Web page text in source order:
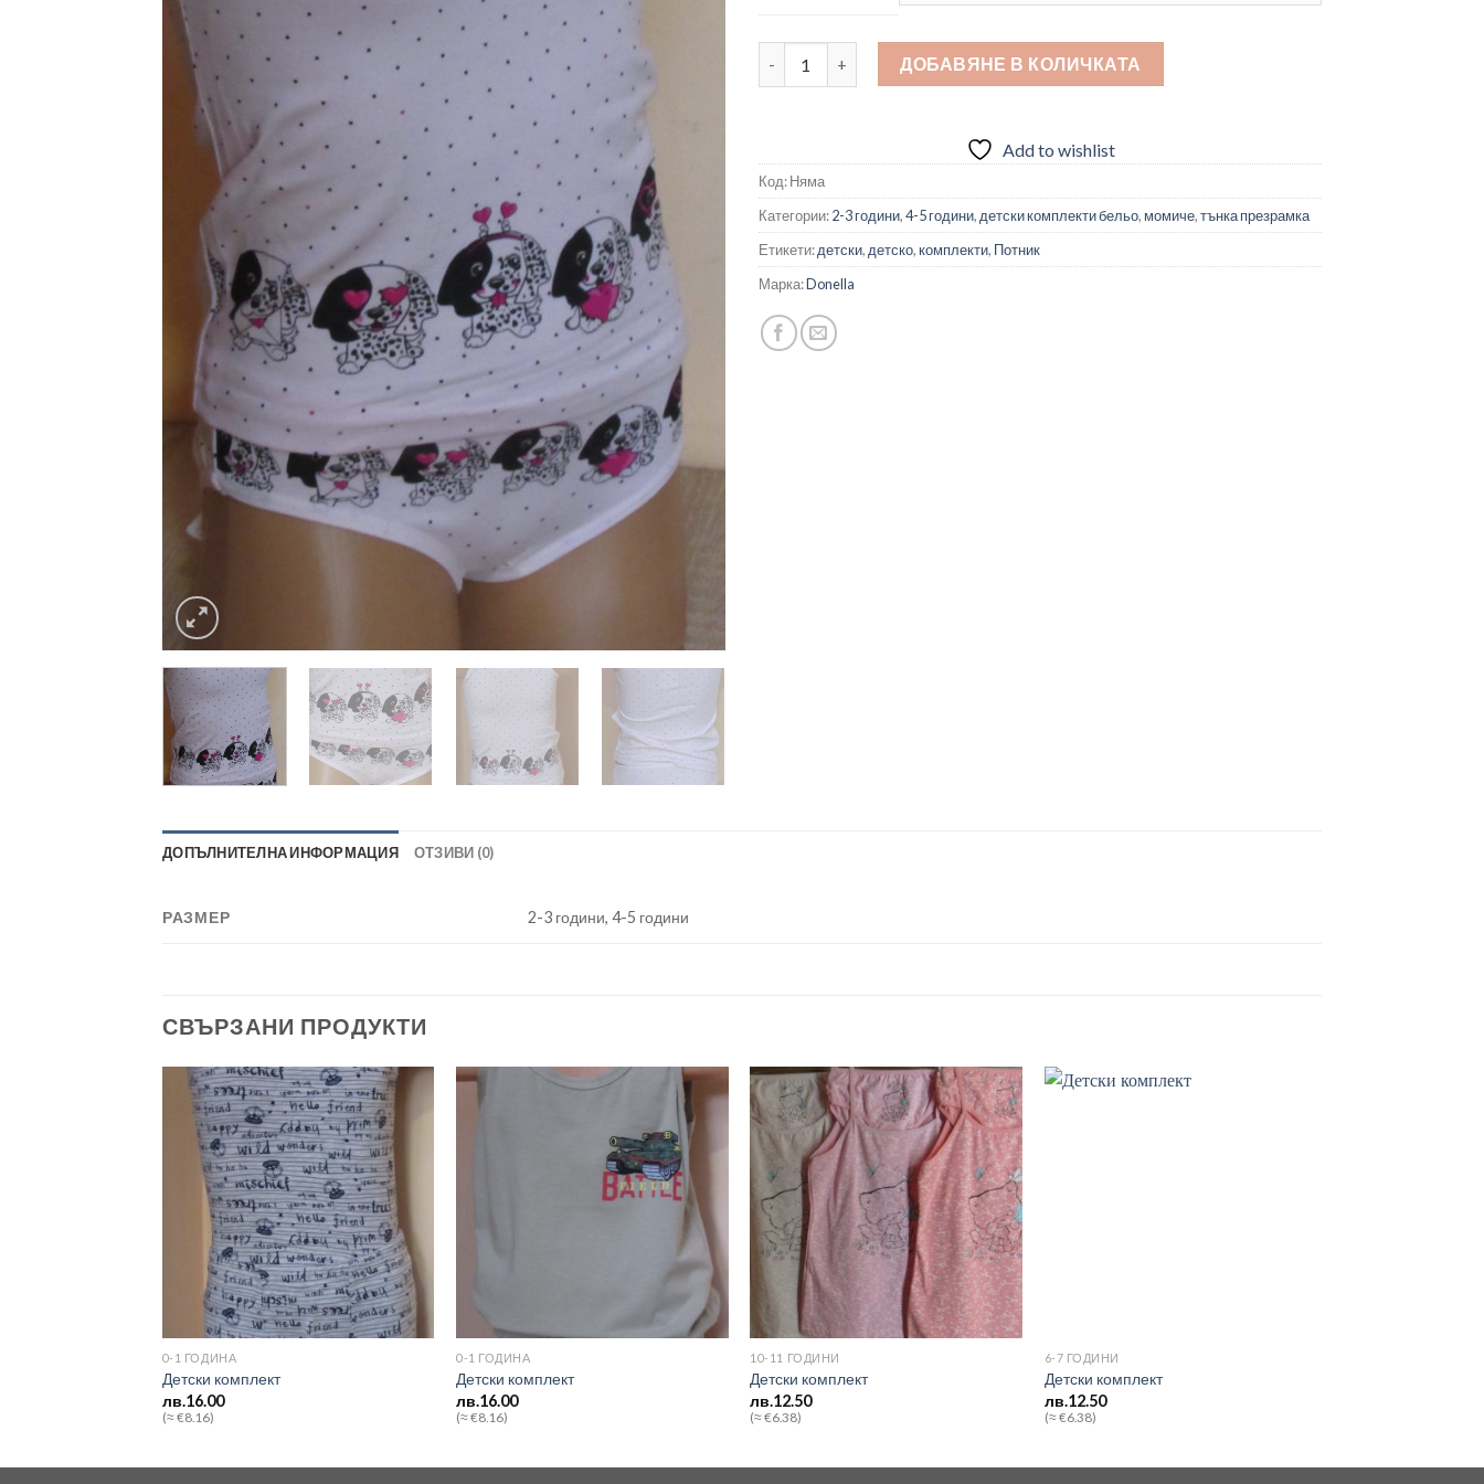
количество за Детски комплектДОБАВЯНЕ В КОЛИЧКАТА
Add to wishlist
Код:Няма
Категории:2-3 години,4-5 години,детски комплекти бельо, момиче,тънка презрамка
Етикети:детски,детско,комплекти, Потник
Марка:Donella
ДОПЪЛНИТЕЛНА ИНФОРМАЦИЯ ОТЗИВИ (0)
РАЗМЕР 2-3 години, 4-5 години
СВЪРЗАНИ ПРОДУКТИ
Add to
wishlist
0-1 ГОДИНА
Детски комплект
лв.16.00
(≈ €8.16)
Add to
wishlist
0-1 ГОДИНА
Детски комплект
лв.16.00
(≈ €8.16)
Add to
wishlist
10-11 ГОДИНИ
Детски комплект
лв.12.50
(≈ €6.38)
6-7 ГОДИНИ
Детски комплект
лв.12.50
(≈ €6.38)